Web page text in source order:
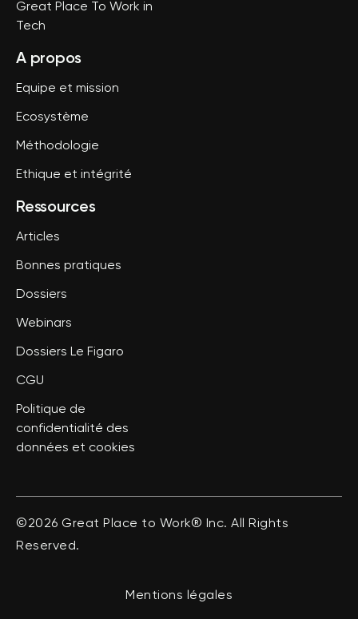
Great Place To Work in
Tech
A propos
Equipe et mission
Ecosystème
Méthodologie
Ethique et intégrité
Ressources
Articles
Bonnes pratiques
Dossiers
Webinars
Dossiers Le Figaro
CGU
Politique de
confidentialité des
données et cookies
©2026 Great Place to Work® Inc. All Rights
Reserved.
Mentions légales